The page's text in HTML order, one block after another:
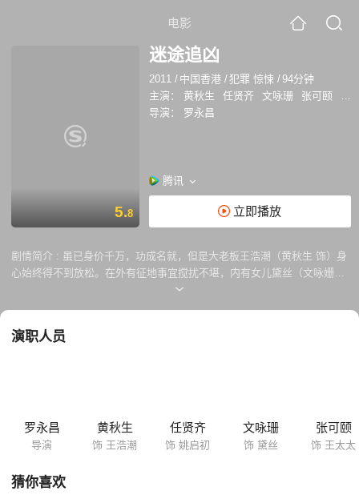
电影
5.8
迷途追凶
2011 / 中国香港 /犯罪 惊悚 /94分钟
主演：
黄秋生 任贤齐 文咏珊 张可颐
卢
导演：
罗永昌
腾讯
立即播放
剧情简介 : 虽已身价千万，功成名就，但是大老板王浩潮（黄秋生 饰）身
心始终得不到放松。在外有征地事宜搅扰不堪，内有女儿黛丝（文咏姗
饰）青春叛逆，沉湎毒品无法自拔。在一次父女争吵过后，黛丝神秘失
托忠心耿耿的保镖——曾经混过江湖的阿初（任贤齐 饰）调查女儿行踪，
演职人员
罗永昌
导演
黄秋生
饰 王浩潮
任贤齐
饰 姚启初
文咏珊
饰 黛丝
张可颐
饰 王太太
猜你喜欢